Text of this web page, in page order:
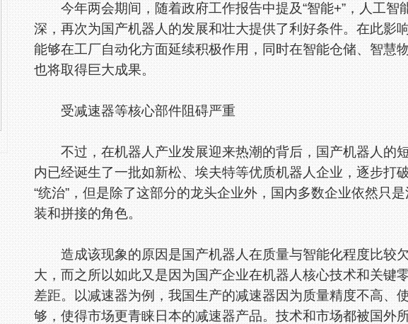
今年两会期间，随着政府工作报告中提及“智能+”，人工智
深，再次为国产机器人的发展和壮大提供了利好条件。在此影
能够在工厂自动化方面延续积极作用，同时在智能仓储、智慧
也将取得巨大成果。
受减速器等核心部件阻碍严重
不过，在机器人产业发展迎来热潮的背后，国产机器人的
内已经诞生了一批如新松、埃夫特等优质机器人企业，逐步打
“统治”，但是除了这部分的龙头企业外，国内多数企业依然只
装和拼接的角色。
造成该现象的原因是国产机器人在质量与智能化程度比较
大，而之所以如此又是因为国产企业在机器人核心技术和关键
差距。以减速器为例，我国生产的减速器因为质量精度不高、
够，使得市场更青睐日本的减速器产品。技术和市场都被国外